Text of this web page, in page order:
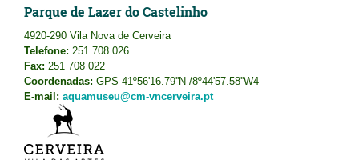
Parque de Lazer do Castelinho
4920-290 Vila Nova de Cerveira
Telefone: 251 708 026
Fax: 251 708 022
Coordenadas: GPS 41º56'16.79''N /8º44'57.58''W4
E-mail: aquamuseu@cm-vncerveira.pt